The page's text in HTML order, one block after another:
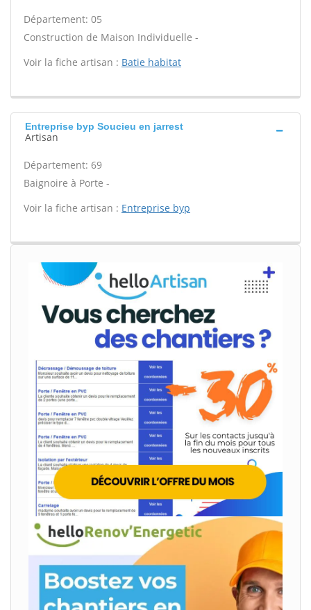
Département: 05
Construction de Maison Individuelle -
Voir la fiche artisan : Batie habitat
Entreprise byp Soucieu en jarrest
Artisan
Département: 69
Baignoire à Porte -
Voir la fiche artisan : Entreprise byp